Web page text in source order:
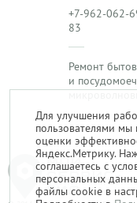
+7-962-062-
83
Ремонт
и
Для улучшения
пользователями
оценки
Яндекс.Метрику.
соглашаетесь с
персональных
файлы cookie в